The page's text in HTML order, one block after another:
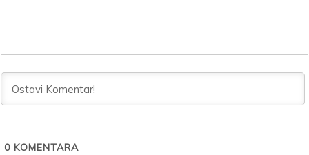
0 KOMENTARA